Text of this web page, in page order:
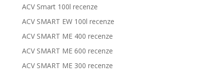
ACV Smart 100l recenze
ACV SMART EW 100l recenze
ACV SMART ME 400 recenze
ACV SMART ME 600 recenze
ACV SMART ME 300 recenze